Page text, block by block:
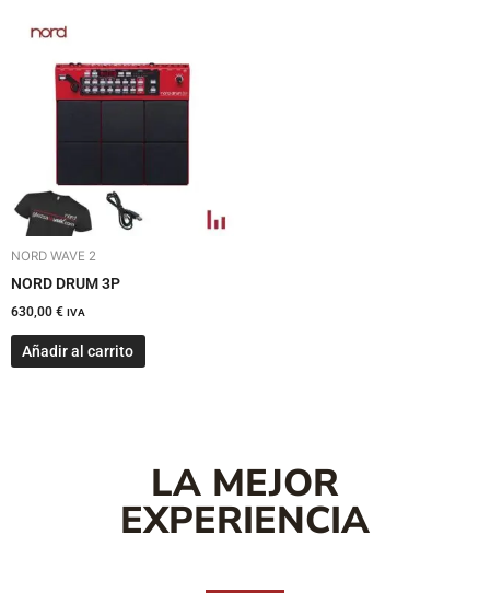
NORD WAVE 2
NORD DRUM 3P
630,00 € IVA
Añadir al carrito
LA MEJOR
EXPERIENCIA